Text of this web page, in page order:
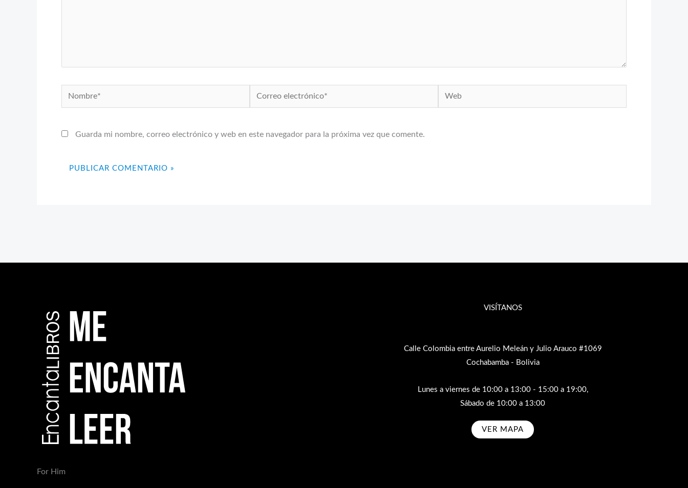
Nombre*
Correo
electrónico*
Web
Guarda mi nombre, correo electrónico y web en este navegador para la próxima vez que comente.
For Him
VISÍTANOS
Calle Colombia entre Aurelio Meleán y Julio Arauco #1069
Cochabamba - Bolivia
Lunes a viernes de 10:00 a 13:00 - 15:00 a 19:00,
Sábado de 10:00 a 13:00
VER MAPA